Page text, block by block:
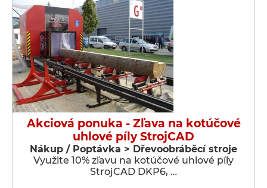
Akciová ponuka - Zľava na kotúčové
uhlové píly StrojCAD
Nákup / Poptávka > Dřevoobráběcí stroje
Využite 10% zľavu na kotúčové uhlové píly
StrojCAD DKP6, …